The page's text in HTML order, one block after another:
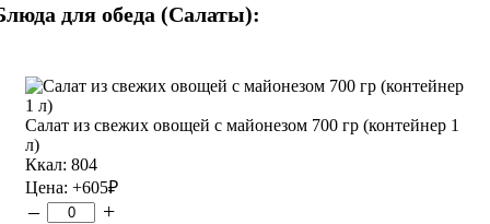
для обеда (Салаты):
Салат из свежих овощей с майонезом 700 гр (контейнер 1
л)
Ккал: 804
Цена: +605₽
– +